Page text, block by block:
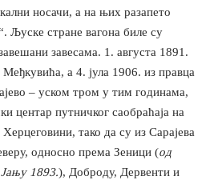
носачи, а на њих разапето
Љуске стране вагона биле су
завесама. 1. августа 1891.
а 4. јула 1906. из правца
– уском тром у тим годинама,
центар путничког саобраћаја на
тако да су из Сарајева
односно према Зеници (од
1893.), Доброду, Дервенти и